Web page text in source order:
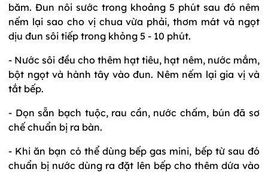
băm. Đun nôi sước trong khoảng 5 phút sau đó nêm
nếm lại sao cho vị chua vừa phải, thơm mát và ngọt
dịu đun sôi tiếp trong khỏng 5 - 10 phút.
- Nước sôi đều cho thêm hạt tiêu, hạt nêm, nước mắm,
bột ngọt và hành tây vào đun. Nêm nếm lại gia vị và
tắt bếp.
- Dọn sẵn bạch tuộc, rau cần, nước chấm, bún đã sơ
chế chuẩn bị ra bàn.
- Khi ăn bạn có thể dùng bếp gas mini, bếp từ sau đó
chuẩn bị nước dùng ra đặt lên bếp cho thêm dứa vào